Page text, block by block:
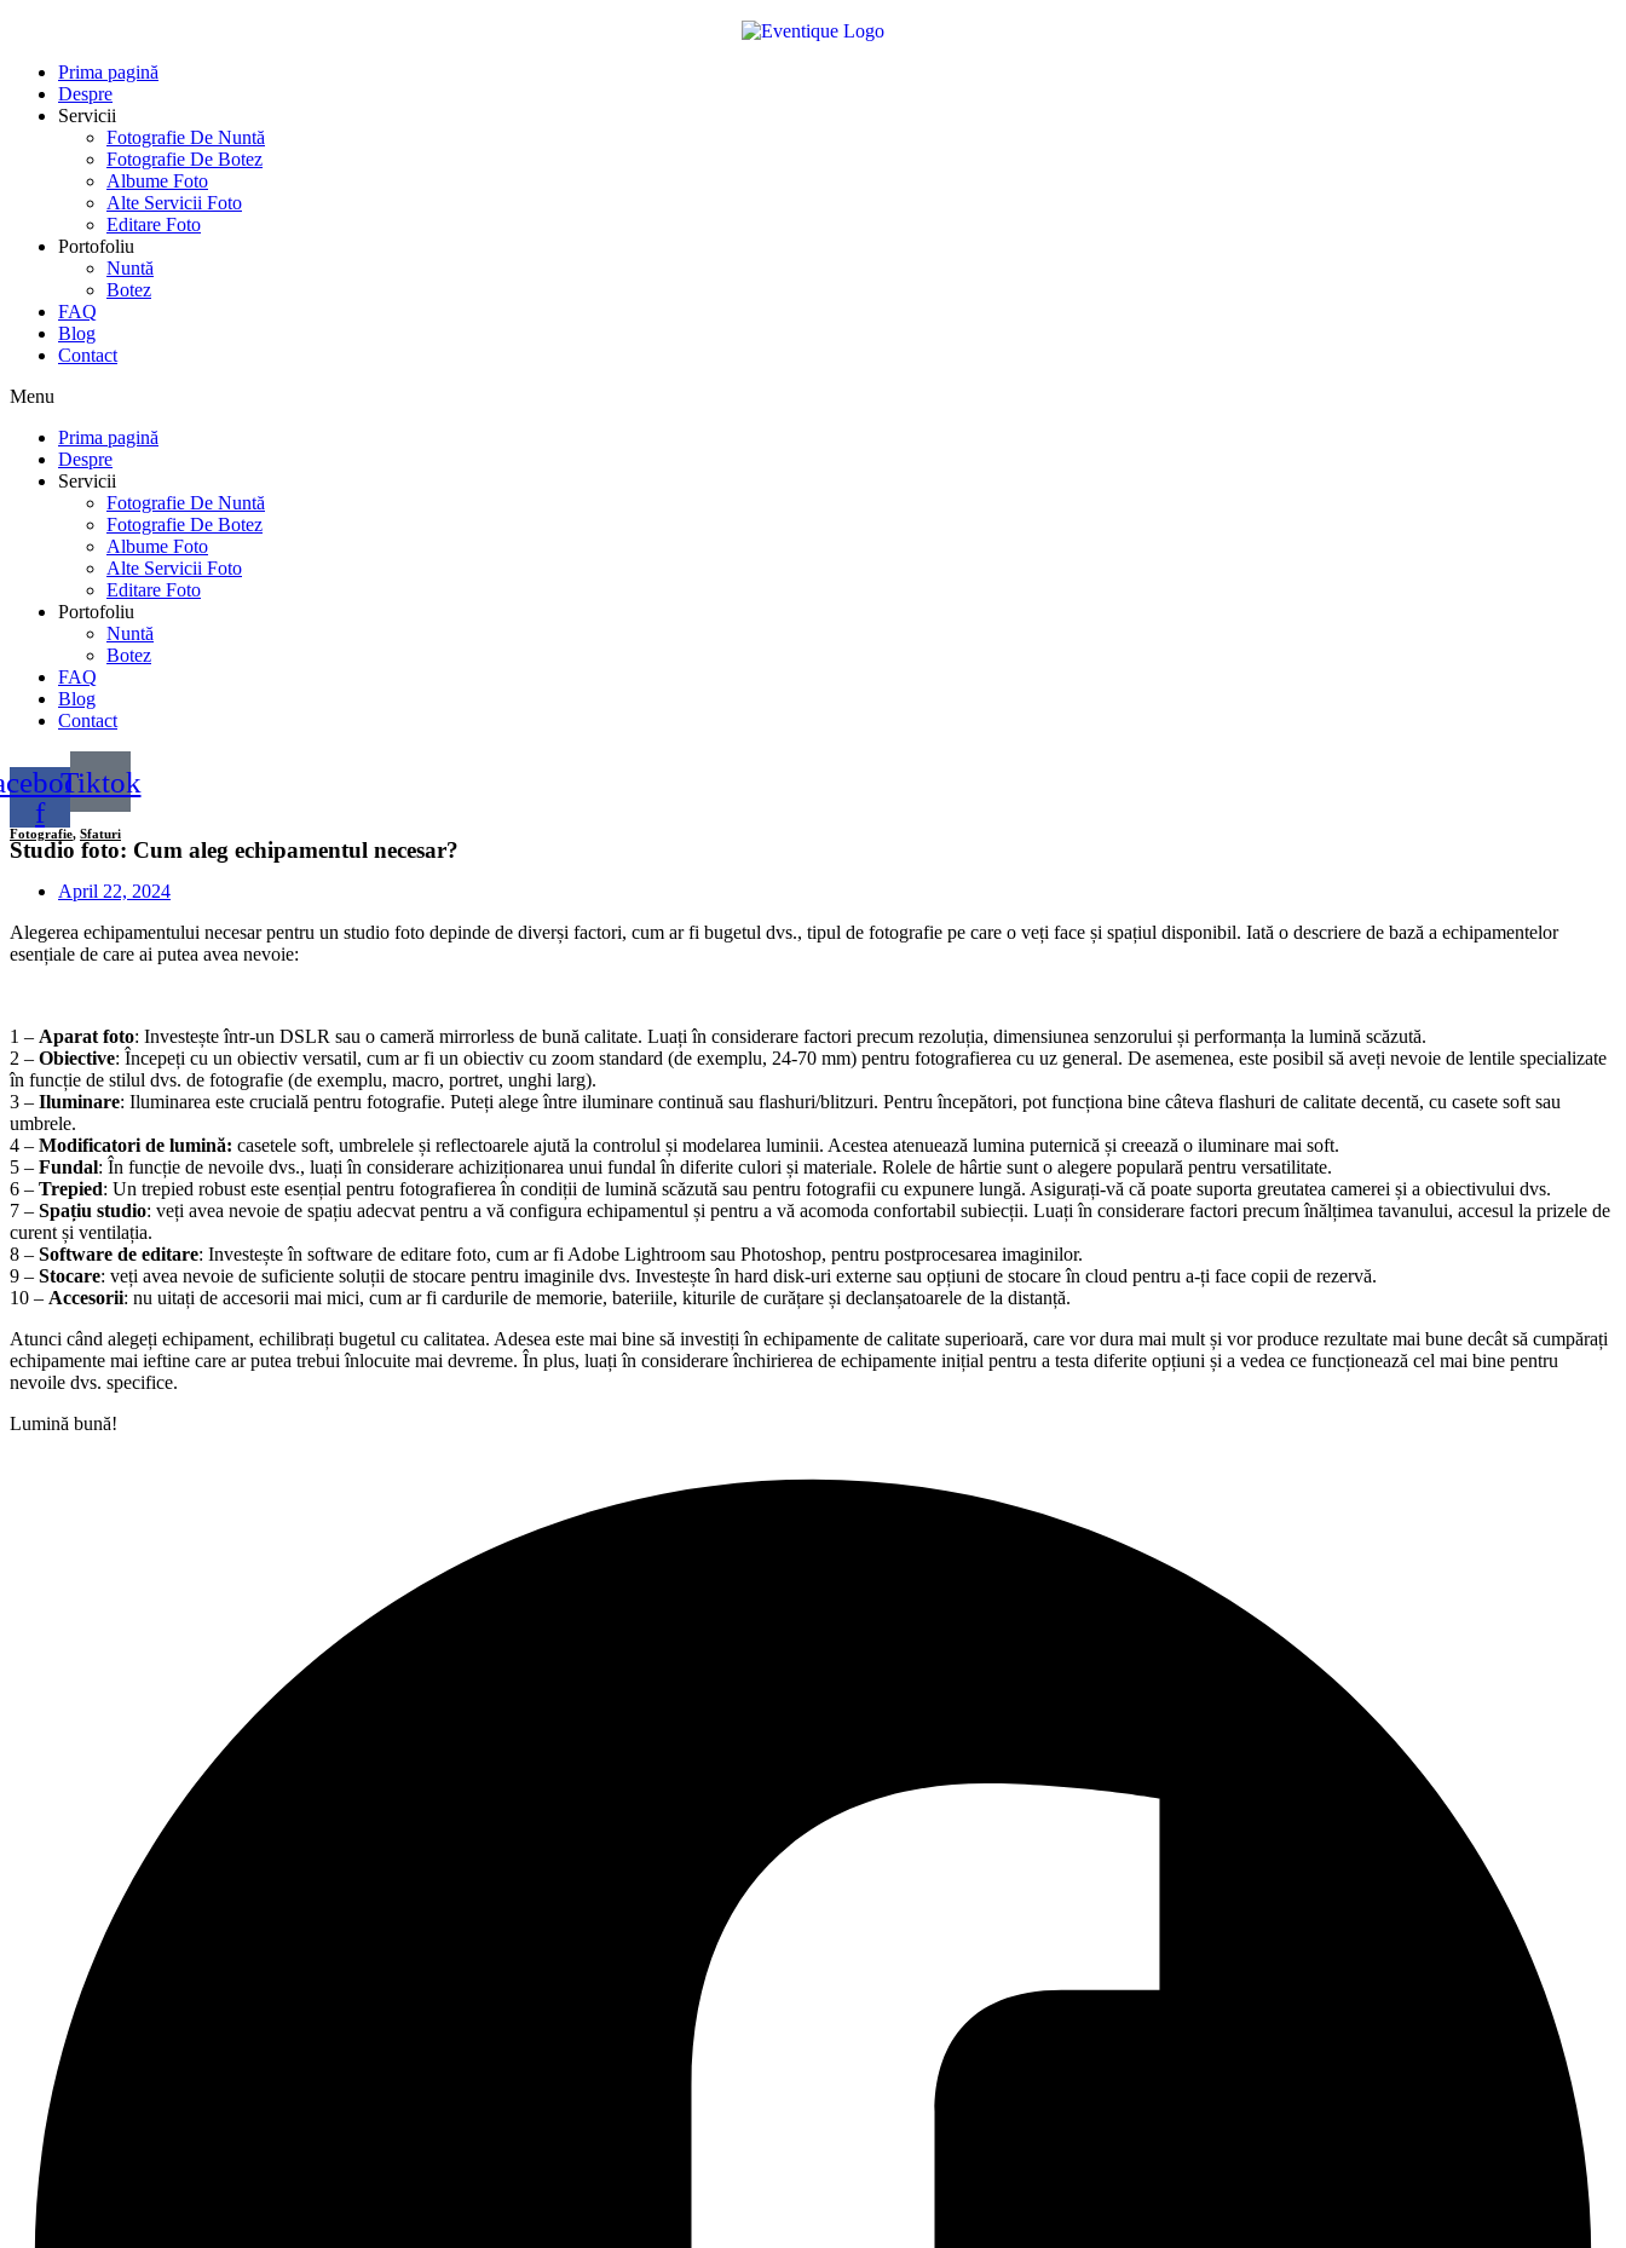
contentPrima pagină
Despre
Servicii
Fotografie De Nuntă
Fotografie De Botez
Albume Foto
Alte Servicii Foto
Editare Foto
Portofoliu
Nuntă
Botez
FAQ
Blog
Contact
Menu
Prima pagină
Despre
Servicii
Fotografie De Nuntă
Fotografie De Botez
Albume Foto
Alte Servicii Foto
Editare Foto
Portofoliu
Nuntă
Botez
FAQ
Blog
Contact
f
Tiktok
Fotografie, Sfaturi
Studio foto: Cum aleg echipamentul necesar?
April 22, 2024
Alegerea echipamentului necesar pentru un studio foto depinde de diverși factori, cum ar fi bugetul dvs., tipul de fotografie pe care o veți face și spațiul disponibil. Iată o descriere de bază a echipamentelor
esențiale de care ai putea avea nevoie:
1 – Aparat foto: Investește într-un DSLR sau o cameră mirrorless de bună calitate. Luați în considerare factori precum rezoluția, dimensiunea senzorului și performanța la lumină scăzută.
2 – Obiective: Începeți cu un obiectiv versatil, cum ar fi un obiectiv cu zoom standard (de exemplu, 24-70 mm) pentru fotografierea cu uz general. De asemenea, este posibil să aveți nevoie de lentile specializate
în funcție de stilul dvs. de fotografie (de exemplu, macro, portret, unghi larg).
3 – Iluminare: Iluminarea este crucială pentru fotografie. Puteți alege între iluminare continuă sau flashuri/blitzuri. Pentru începători, pot funcționa bine câteva flashuri de calitate decentă, cu casete soft sau
umbrele.
4 – Modificatori de lumină: casetele soft, umbrelele și reflectoarele ajută la controlul și modelarea luminii. Acestea atenuează lumina puternică și creează o iluminare mai soft.
5 – Fundal: În funcție de nevoile dvs., luați în considerare achiziționarea unui fundal în diferite culori și materiale. Rolele de hârtie sunt o alegere populară pentru versatilitate.
6 – Trepied: Un trepied robust este esențial pentru fotografierea în condiții de lumină scăzută sau pentru fotografii cu expunere lungă. Asigurați-vă că poate suporta greutatea camerei și a obiectivului dvs.
7 – Spațiu studio: veți avea nevoie de spațiu adecvat pentru a vă configura echipamentul și pentru a vă acomoda confortabil subiecții. Luați în considerare factori precum înălțimea tavanului, accesul la prizele de
curent și ventilația.
8 – Software de editare: Investește în software de editare foto, cum ar fi Adobe Lightroom sau Photoshop, pentru postprocesarea imaginilor.
9 – Stocare: veți avea nevoie de suficiente soluții de stocare pentru imaginile dvs. Investește în hard disk-uri externe sau opțiuni de stocare în cloud pentru a-ți face copii de rezervă.
10 – Accesorii: nu uitați de accesorii mai mici, cum ar fi cardurile de memorie, bateriile, kiturile de curățare și declanșatoarele de la distanță.
Atunci când alegeți echipament, echilibrați bugetul cu calitatea. Adesea este mai bine să investiți în echipamente de calitate superioară, care vor dura mai mult și vor produce rezultate mai bune decât să cumpărați
echipamente mai ieftine care ar putea trebui înlocuite mai devreme. În plus, luați în considerare închirierea de echipamente inițial pentru a testa diferite opțiuni și a vedea ce funcționează cel mai bine pentru
nevoile dvs. specifice.
Lumină bună!